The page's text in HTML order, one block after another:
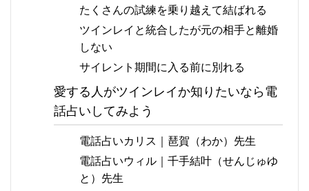
たくさんの試練を乗り越えて結ばれる
ツインレイと統合したが元の相手と離婚
しない
サイレント期間に入る前に別れる
愛する人がツインレイか知りたいなら電
話占いしてみよう
電話占いカリス｜琶賀（わか）先生
電話占いウィル｜千手結叶（せんじゅゆ
と）先生